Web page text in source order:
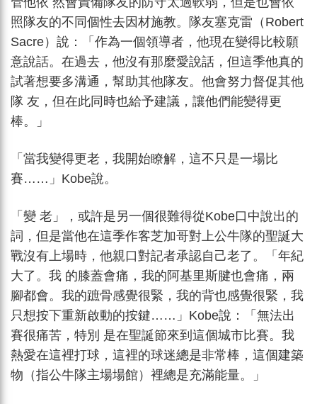
照隊友的不同個性去因材施教。隊友塞克雷（Robert
Sacre）說：「作為一個領導者，他現在變得比較願
意說話。在過去，他沒有那麼愛說話，但這季他真的
試著想要多溝通，幫助其他隊友。他會努力督促其他
隊 友，但在此同時也給予建議，讓他們能變得更
棒。」
「當我變得更老，我開始瞭解，這不只是一場比
賽……」Kobe說。
「變 老」，或許是另一個很難得從Kobe口中說出的
詞，但是當他在這季作客芝加哥對上公牛隊的聖誕大
戰沒有上場時，他親口對記者承認自己老了。「年紀
大了。我 的膝蓋會痛，我的阿基里斯腱也會痛，兩
腳都會。我的蹠骨感覺很緊，我的背也感覺很緊，我
只想按下重新啟動的按鍵……」Kobe說：「無法出
賽很痛苦，特別 是在聖誕節來到這個城市比賽。我
熱愛在這裡打球，這裡的球迷總是非常棒，這個建築
物（指公牛隊主場場館）裡總是充滿能量。」